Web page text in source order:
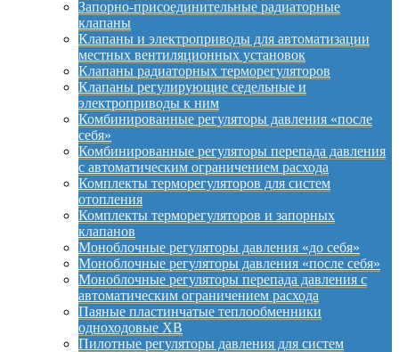
Запорно-присоединительные радиаторные
клапаны
Клапаны и электроприводы для автоматизации
местных вентиляционных установок
Клапаны радиаторных терморегуляторов
Клапаны регулирующие седельные и
электроприводы к ним
Комбинированные регуляторы давления «после
себя»
Комбинированные регуляторы перепада давления
с автоматическим ограничением расхода
Комплекты терморегуляторов для систем
отопления
Комплекты терморегуляторов и запорных
клапанов
Моноблочные регуляторы давления «до себя»
Моноблочные регуляторы давления «после себя»
Моноблочные регуляторы перепада давления с
автоматическим ограничением расхода
Паяные пластинчатые теплообменники
одноходовые XB
Пилотные регуляторы давления для систем